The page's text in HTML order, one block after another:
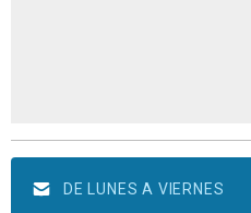
DE LUNES A VIERNES